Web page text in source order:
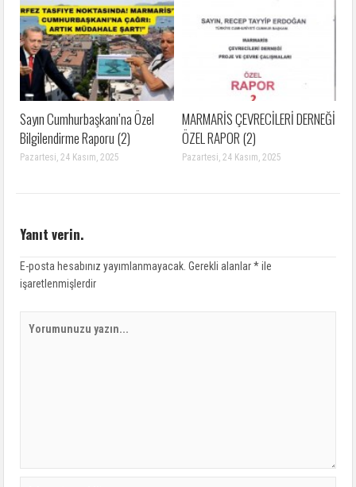
Sayın Cumhurbaşkanı’na Özel
Bilgilendirme Raporu (2)
Pazartesi, 24 Kasım, 2025
MARMARİS ÇEVRECİLERİ DERNEĞİ
ÖZEL RAPOR (2)
Pazartesi, 24 Kasım, 2025
Yanıt verin.
E-posta hesabınız yayımlanmayacak. Gerekli alanlar*ile
işaretlenmişlerdir